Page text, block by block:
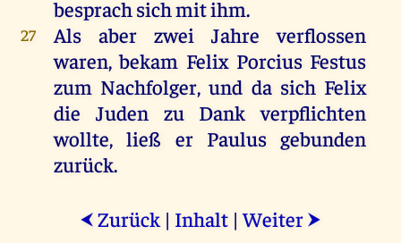
besprachsichmitihm.
27 Als aber zwei Jahre verflossen
waren, bekam Felix Porcius Festus
zum Nachfolger,und da sich Felix
die
Juden zu Dank verpflichten
wollte,ließ er Paulus gebunden
zurück.
⮜ Zurück | Inhalt |Weiter ⮞